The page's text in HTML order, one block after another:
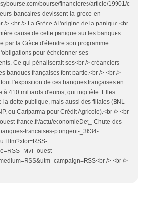
bourse/financieres/article/19901/c
bancaires-devissent-la-grece-en-
/> <br /> La Grèce à l'origine de la panique.<br
cause de cette panique sur les banques :
par la Grèce d'étendre son programme
pour échelonner ses
Ce qui pénaliserait ses<br /> créanciers
banques françaises font partie.<br /> <br />
l'exposition de ces banques françaises en
à 410 milliards d'euros, qui inquiète. Elles
la dette publique, mais aussi des filiales (BNL
ou Cariparma pour Crédit Agricole).<br /> <br
france.fr/actu/economieDet_-Chute-des-
francaises-plongent-_3634-
/> <br />